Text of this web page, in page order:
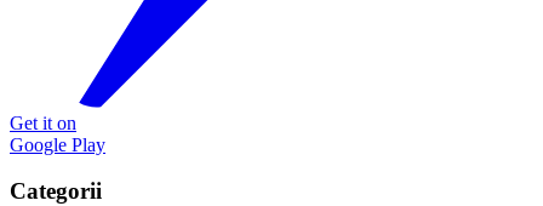
Get it on
Google Play
Categorii